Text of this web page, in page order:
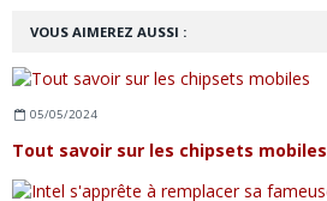
VOUS AIMEREZ AUSSI :
05/05/2024
Tout savoir sur les chipsets mobiles